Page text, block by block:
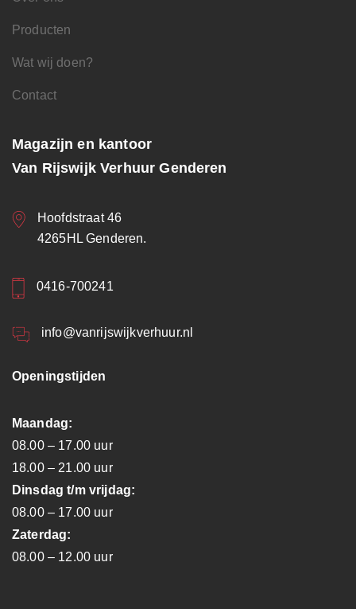
Producten
Wat wij doen?
Contact
Magazijn en kantoor
Van Rijswijk Verhuur Genderen
Hoofdstraat 46
4265HL Genderen.
0416-700241
info@vanrijswijkverhuur.nl
Openingstijden
Maandag:
08.00 – 17.00 uur
18.00 – 21.00 uur
Dinsdag t/m vrijdag:
08.00 – 17.00 uur
Zaterdag:
08.00 – 12.00 uur